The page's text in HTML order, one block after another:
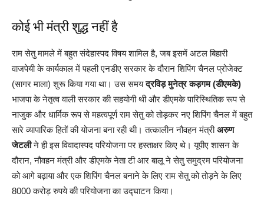
कोई भी मंत्री शुद्ध नहीं है
राम सेतु मामले में बहुत संदेहास्पद विषय शामिल है, जब इसमें अटल बिहारी
वाजपेयी के कार्यकाल में पहली एनडीए सरकार के दौरान शिपिंग चैनल प्रोजेक्ट
(सागर माला) शुरू किया गया था। उस समयद्रविड़ मुनेत्र कड़गम (डीएमके)
भाजपा के नेतृत्व वाली सरकार की सहयोगी थी और डीएमके पारिस्थितिक रूप से
नाजुक और धार्मिक रूप से महत्वपूर्ण राम सेतु को तोड़कर नए शिपिंग चैनल में बहुत
सारे व्यापारिक हितों की योजना बना रही थी। तत्कालीन नौवहन मंत्रीअरुण
जेटलीने ही इस विवादास्पद परियोजना पर हस्ताक्षर किए थे। यूपीए शासन के
दौरान, नौवहन मंत्री और डीएमके नेता टी आर बालू ने सेतु समुद्रम परियोजना
को आगे बढ़ाया और एक शिपिंग चैनल बनाने के लिए राम सेतु को तोड़ने के लिए
8000 करोड़ रुपये की परियोजना का उद्घाटन किया।